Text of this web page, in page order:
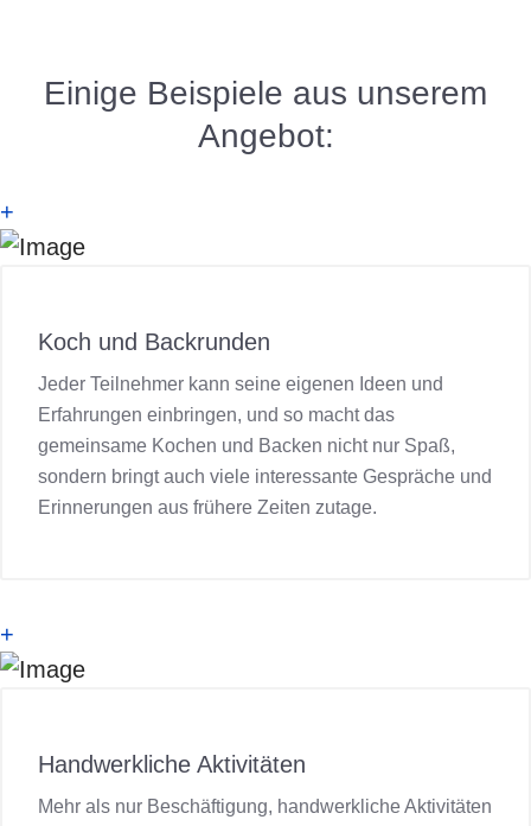
Einige Beispiele aus unserem
Angebot:
+
Koch und Backrunden
Jeder Teilnehmer kann seine eigenen Ideen und
Erfahrungen einbringen, und so macht das
gemeinsame Kochen und Backen nicht nur Spaß,
sondern bringt auch viele interessante Gespräche und
Erinnerungen aus frühere Zeiten zutage.
+
Handwerkliche Aktivitäten
Mehr als nur Beschäftigung, handwerkliche Aktivitäten